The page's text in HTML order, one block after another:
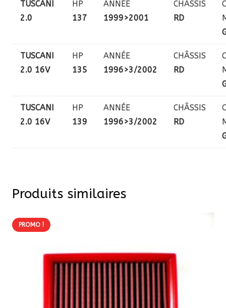
TUSCANI
2.0
HP
137
ANNÉE
1999>2001
CHÂSSIS
RD
TUSCANI
2.0 16V
HP
135
ANNÉE
1996>3/2002
CHÂSSIS
RD
TUSCANI
2.0 16V
HP
139
ANNÉE
1996>3/2002
CHÂSSIS
RD
Produits similaires
PROMO !